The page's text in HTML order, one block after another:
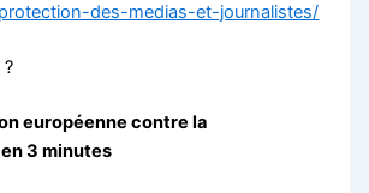
des-medias-et-journalistes/
européenne contre la
3 minutes